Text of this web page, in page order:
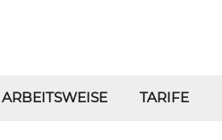
ARBEITSWEISE TARIFE